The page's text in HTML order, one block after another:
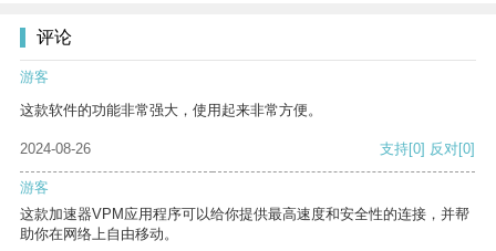
评论
游客
这款软件的功能非常强大，使用起来非常方便。
2024-08-26 支持[0] 反对[0]
游客
这款加速器VPM应用程序可以给你提供最高速度和安全性的连接，并帮
助你在网络上自由移动。